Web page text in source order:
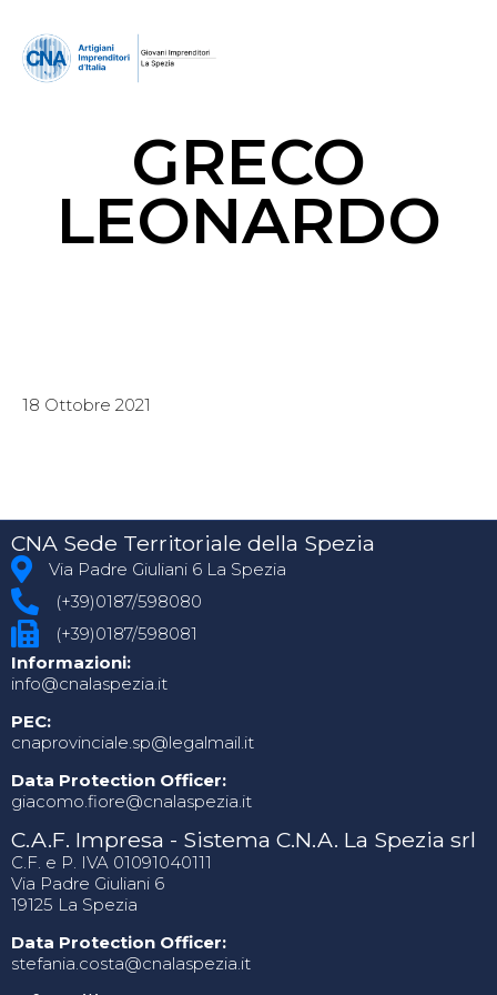
GRECO
LEONARDO
18 Ottobre 2021
CNA Sede Territoriale della Spezia
Via Padre Giuliani 6 La Spezia
(+39)0187/598080
(+39)0187/598081
Informazioni:
info@cnalaspezia.it
PEC:
cnaprovinciale.sp@legalmail.it
Data Protection Officer:
giacomo.fiore@cnalaspezia.it
C.A.F. Impresa - Sistema C.N.A. La Spezia srl
C.F. e P. IVA 01091040111
Via Padre Giuliani 6
19125 La Spezia
Data Protection Officer:
stefania.costa@cnalaspezia.it